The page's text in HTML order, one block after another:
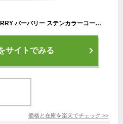
80年代 イングランド製 BURBERRY バーバリー ステンカラーコート ユーロ ヨーロッパ古着 ベージュ (メンズ M相当) O0097
サイトでみる
価格と在庫を楽天でチェック >>